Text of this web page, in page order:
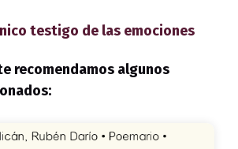
testigo de las emociones
recomendamos algunos